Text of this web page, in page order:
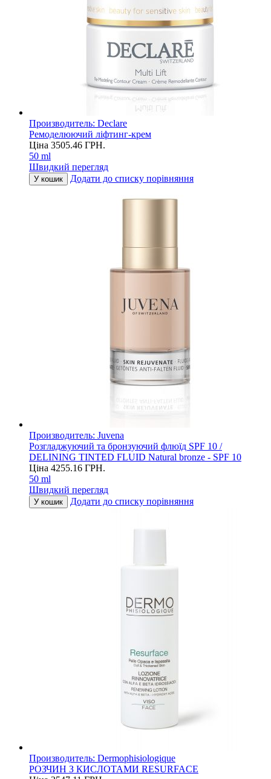
Производитель: Declare
Ремоделюючий ліфтинг-крем
Ціна 3505.46 ГРН.
50 ml
Швидкий перегляд
У кошик Додати до списку порівняння
Производитель: Juvena
Розгладжуючий та бронзуючий флюїд SPF 10 /
DELINING TINTED FLUID Natural bronze - SPF 10
Ціна 4255.16 ГРН.
50 ml
Швидкий перегляд
У кошик Додати до списку порівняння
Производитель: Dermophisiologique
РОЗЧИН З КИСЛОТАМИ RESURFACE